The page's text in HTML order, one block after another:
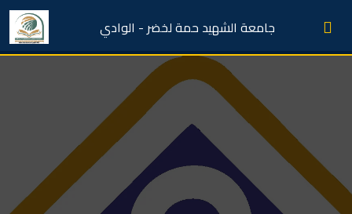
جامعة الشهيد حمة لخضر - الوادي